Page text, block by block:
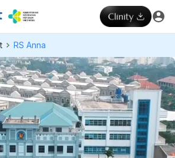
RS Anna